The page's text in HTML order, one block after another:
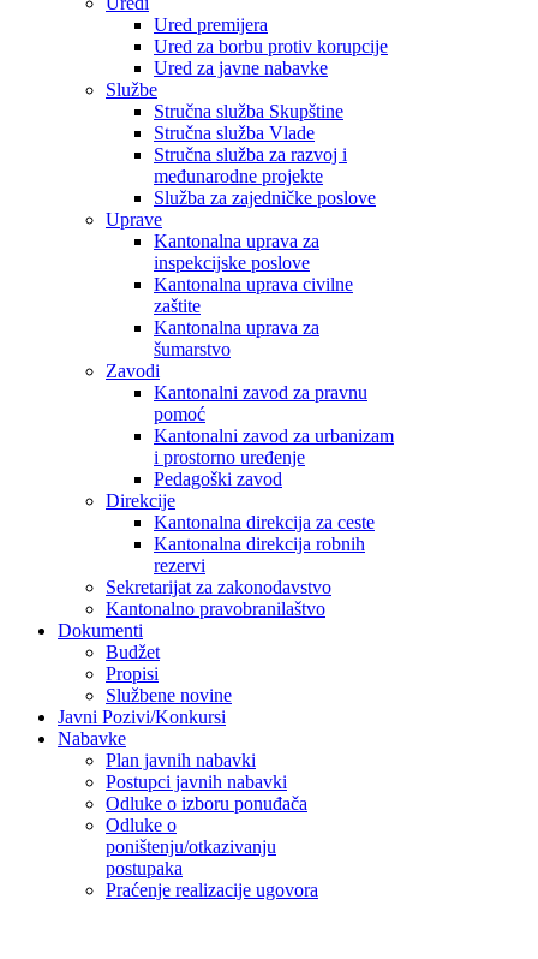
Ured premijera
Ured za borbu protiv korupcije
Ured za javne nabavke
Službe
Stručna služba Skupštine
Stručna služba Vlade
Stručna služba za razvoj i
međunarodne projekte
Služba za zajedničke poslove
Uprave
Kantonalna uprava za
inspekcijske poslove
Kantonalna uprava civilne
zaštite
Kantonalna uprava za
šumarstvo
Zavodi
Kantonalni zavod za pravnu
pomoć
Kantonalni zavod za urbanizam
i prostorno uređenje
Pedagoški zavod
Direkcije
Kantonalna direkcija za ceste
Kantonalna direkcija robnih
rezervi
Sekretarijat za zakonodavstvo
Kantonalno pravobranilaštvo
Dokumenti
Budžet
Propisi
Službene novine
Javni Pozivi/Konkursi
Nabavke
Plan javnih nabavki
Postupci javnih nabavki
Odluke o izboru ponuđača
Odluke o
poništenju/otkazivanju
postupaka
Praćenje realizacije ugovora